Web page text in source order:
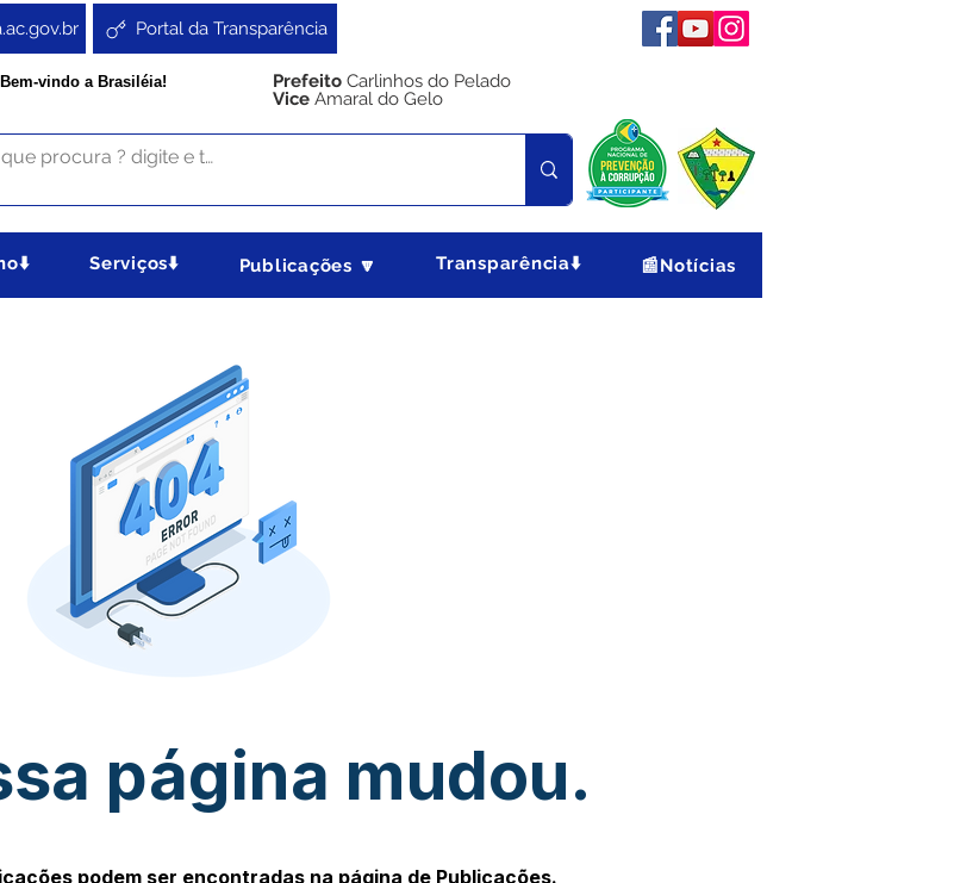
Portal da Transparência
vindo a Brasiléia! Prefeito Carlinhos do Pelado
Vice Amaral do Gelo
Serviços⬇️ Publicações 🔽 Transparência⬇️ 📰Notícias
página mudou.
podem ser encontradas na página de Publicações.